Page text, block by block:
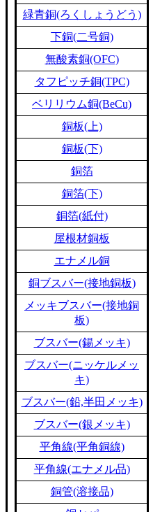
緑青銅(ろくしょうどう)
下銅(二号銅)
無酸素銅(OFC)
タフピッチ銅(TPC)
ベリリウム銅(BeCu)
銅板(上)
銅板(下)
銅箔
銅箔(下)
銅箔(紙付)
屋根材銅板
エナメル銅
銅ブスバー(接地銅板)
メッキブスバー(接地銅
板)
ブスバー(錫メッキ)
ブスバー(ニッケルメッ
キ)
ブスバー(鉛,半田メッキ)
ブスバー(銀メッキ)
平角線(平角銅線)
平角線(エナメル品)
銅管(溶接品)